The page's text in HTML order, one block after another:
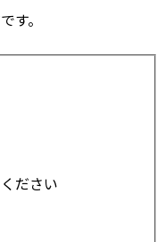
す。
ださい